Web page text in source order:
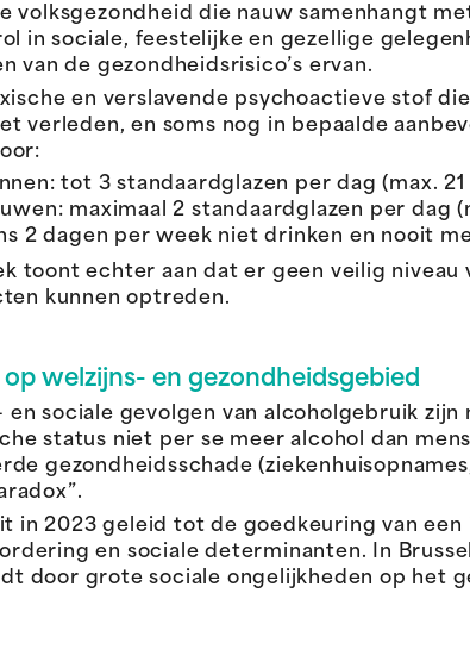
volksgezondheid die nauw samenhangt
in sociale, feestelijke en gezellige
van de gezondheidsrisico’s ervan.
en verslavende psychoactieve stof
verleden, en soms nog in bepaalde
tot 3 standaardglazen per dag (max.
maximaal 2 standaardglazen per dag
2 dagen per week niet drinken en nooit
toont echter aan dat er geen veilig
kunnen optreden.
welzijns- en gezondheidsgebied
en sociale gevolgen van alcoholgebruik
status niet per se meer alcohol dan
gezondheidsschade
in 2023 geleid tot de goedkeuring van
en sociale determinanten. In
door grote sociale ongelijkheden op het